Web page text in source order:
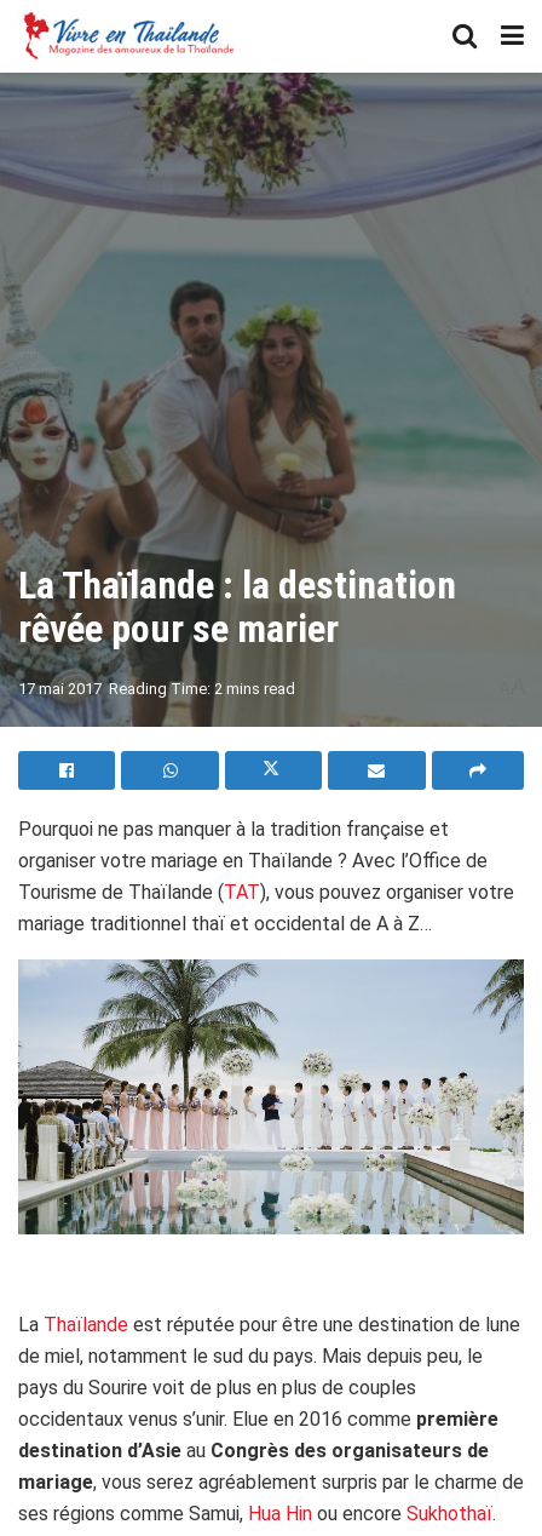
La Thaïlande : la destination
rêvée pour se marier
17 mai 2017 Reading Time: 2 mins read
Pourquoi ne pas manquer à la tradition française et
organiser votre mariage en Thaïlande ? Avec l’Office de
Tourisme de Thaïlande (TAT), vous pouvez organiser votre
mariage traditionnel thaï et occidental de A à Z…
La Thaïlande est réputée pour être une destination de lune
de miel, notamment le sud du pays. Mais depuis peu, le
pays du Sourire voit de plus en plus de couples
occidentaux venus s’unir. Elue en 2016 comme première
destination d’Asie au Congrès des organisateurs de
mariage, vous serez agréablement surpris par le charme de
ses régions comme Samui, Hua Hin ou encore Sukhothaï.